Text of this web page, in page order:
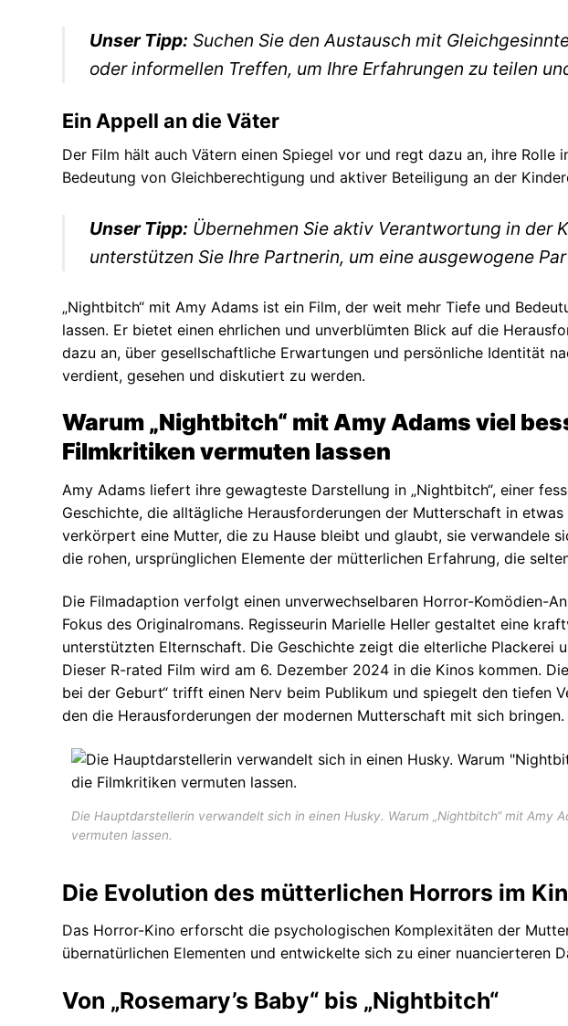
Unser Tipp: Suchen Sie den Austausch mit
oder informellen Treffen, um Ihre Erfahrungen zu teilen
Ein Appell an die Väter
Der Film hält auch Vätern einen Spiegel vor und regt dazu an, ihre Rolle
Bedeutung von Gleichberechtigung und aktiver Beteiligung an der
Unser Tipp: Übernehmen Sie aktiv Verantwortung in der
unterstützen Sie Ihre Partnerin, um eine ausgewogene
„Nightbitch“ mit Amy Adams ist ein Film, der weit mehr Tiefe und
lassen. Er bietet einen ehrlichen und unverblümten Blick auf die
dazu an, über gesellschaftliche Erwartungen und persönliche Identität
verdient, gesehen und diskutiert zu werden.
Warum „Nightbitch“ mit Amy Adams viel
Filmkritiken vermuten lassen
Amy Adams liefert ihre gewagteste Darstellung in „Nightbitch“, einer
Geschichte, die alltägliche Herausforderungen der Mutterschaft in
verkörpert eine Mutter, die zu Hause bleibt und glaubt, sie verwandele
die rohen, ursprünglichen Elemente der mütterlichen Erfahrung, die
Die Filmadaption verfolgt einen unverwechselbaren Horror-Komödien-
Fokus des Originalromans. Regisseurin Marielle Heller gestaltet eine
unterstützten Elternschaft. Die Geschichte zeigt die elterliche Plackerei
Dieser R-rated Film wird am 6. Dezember 2024 in die Kinos kommen.
bei der Geburt“ trifft einen Nerv beim Publikum und spiegelt den tiefen
den die Herausforderungen der modernen Mutterschaft mit sich bringen.
Die Hauptdarstellerin verwandelt sich in einen Husky. Warum „Nightbitch“ mit Amy
vermuten lassen.
Die Evolution des mütterlichen Horrors im
Das Horror-Kino erforscht die psychologischen Komplexitäten der
übernatürlichen Elementen und entwickelte sich zu einer nuancierteren
Von „Rosemary’s Baby“ bis „Nightbitch“